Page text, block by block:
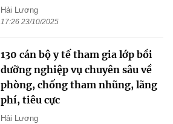
Hải Lương
17:26 23/10/2025
130 cán bộ y tế tham gia lớp bồi
dưỡng nghiệp vụ chuyên sâu về
phòng, chống tham nhũng, lãng
phí, tiêu cực
Hải Lương